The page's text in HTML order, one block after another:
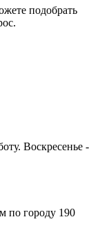
подобрать
Воскресенье -
по городу 190